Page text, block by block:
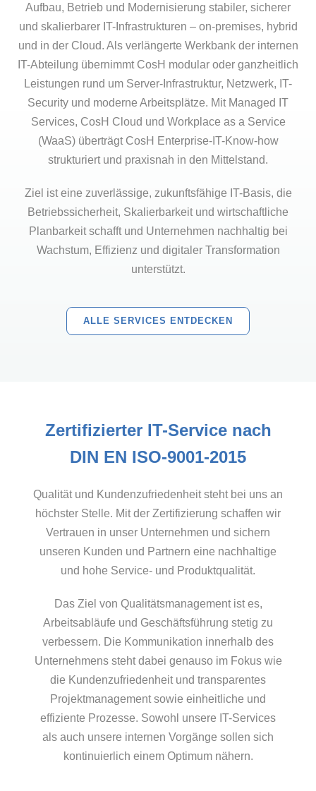
Aufbau, Betrieb und Modernisierung stabiler, sicherer
und skalierbarer IT-Infrastrukturen – on-premises, hybrid
und in der Cloud. Als verlängerte Werkbank der internen
IT-Abteilung übernimmt CosH modular oder ganzheitlich
Leistungen rund um Server-Infrastruktur, Netzwerk, IT-
Security und moderne Arbeitsplätze. Mit Managed IT
Services, CosH Cloud und Workplace as a Service
(WaaS) überträgt CosH Enterprise-IT-Know-how
strukturiert und praxisnah in den Mittelstand.
Ziel ist eine zuverlässige, zukunftsfähige IT-Basis, die
Betriebssicherheit, Skalierbarkeit und wirtschaftliche
Planbarkeit schafft und Unternehmen nachhaltig bei
Wachstum, Effizienz und digitaler Transformation
unterstützt.
ALLE SERVICES ENTDECKEN
Zertifizierter IT-Service nach
DIN EN ISO-9001-2015
Qualität und Kundenzufriedenheit steht bei uns an
höchster Stelle. Mit der Zertifizierung schaffen wir
Vertrauen in unser Unternehmen und sichern
unseren Kunden und Partnern eine nachhaltige
und hohe Service- und Produktqualität.
Das Ziel von Qualitätsmanagement ist es,
Arbeitsabläufe und Geschäftsführung stetig zu
verbessern. Die Kommunikation innerhalb des
Unternehmens steht dabei genauso im Fokus wie
die Kundenzufriedenheit und transparentes
Projektmanagement sowie einheitliche und
effiziente Prozesse. Sowohl unsere IT-Services
als auch unsere internen Vorgänge sollen sich
kontinuierlich einem Optimum nähern.